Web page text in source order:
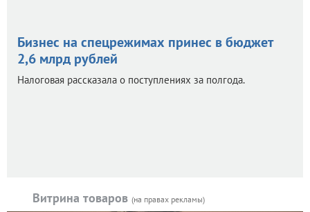
Бизнес на спецрежимах принес в бюджет
2,6 млрд рублей
Налоговая рассказала о поступлениях за полгода.
Витрина товаров (на правах рекламы)